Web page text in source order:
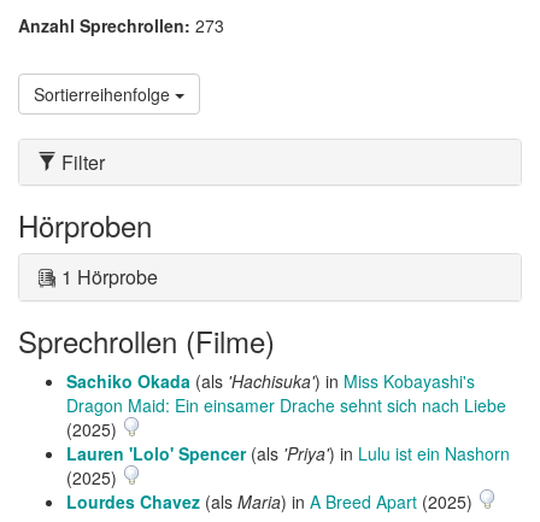
Anzahl Sprechrollen: 273
Sortierreihenfolge
Filter
Hörproben
1 Hörprobe
Sprechrollen (Filme)
Sachiko Okada (als 'Hachisuka') in Miss Kobayashi's
Dragon Maid: Ein einsamer Drache sehnt sich nach Liebe
(2025)
Lauren 'Lolo' Spencer(als 'Priya') in Lulu ist ein Nashorn
(2025)
Lourdes Chavez (als Maria) in A Breed Apart (2025)